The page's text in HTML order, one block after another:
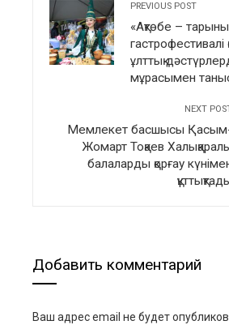
PREVIOUS POST
«Ақтөбе –
гастрофестивалі
ұлттық
мұрасымен
NEXT
Мемлекет басшысы
Жомарт Тоқаев
балаларды қорғау
Добавить комментарий
Ваш адрес email не будет